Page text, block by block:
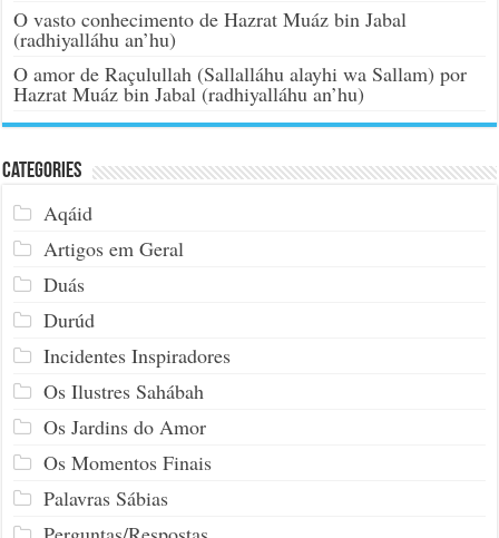
O vasto conhecimento de Hazrat Muáz bin Jabal
(radhiyalláhu an’hu)
O amor de Raçulullah (Sallalláhu alayhi wa Sallam) por
Hazrat Muáz bin Jabal (radhiyalláhu an’hu)
Categories
Aqáid
Artigos em Geral
Duás
Durúd
Incidentes Inspiradores
Os Ilustres Sahábah
Os Jardins do Amor
Os Momentos Finais
Palavras Sábias